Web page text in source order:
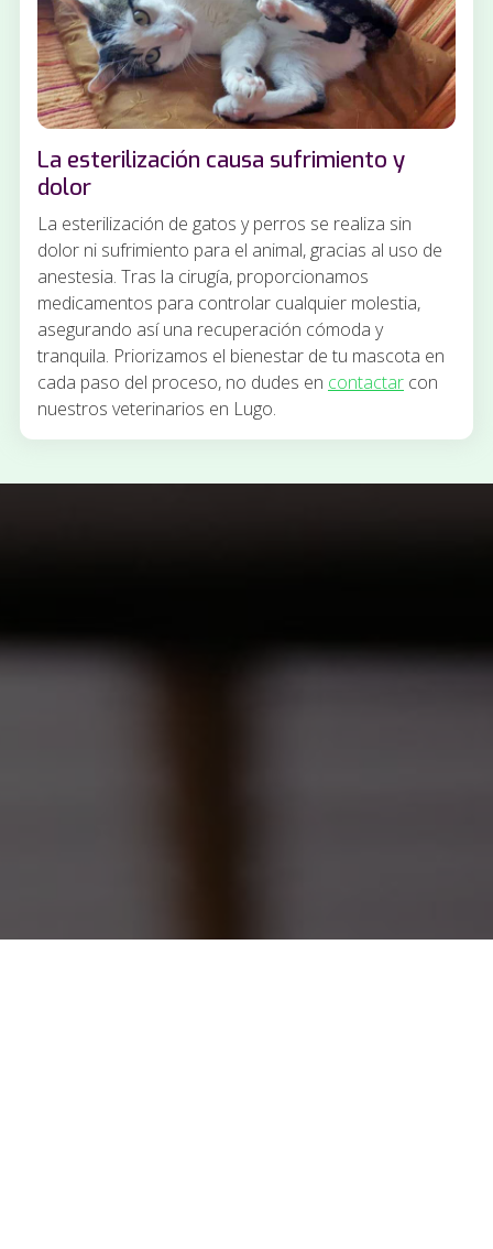
La esterilización causa sufrimiento y
dolor
La esterilización de gatos y perros se realiza sin
dolor ni sufrimiento para el animal, gracias al uso de
anestesia. Tras la cirugía, proporcionamos
medicamentos para controlar cualquier molestia,
asegurando así una recuperación cómoda y
tranquila. Priorizamos el bienestar de tu mascota en
cada paso del proceso, no dudes en contactar con
nuestros veterinarios en Lugo.